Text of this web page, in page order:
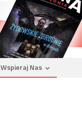
Wspieraj Nas